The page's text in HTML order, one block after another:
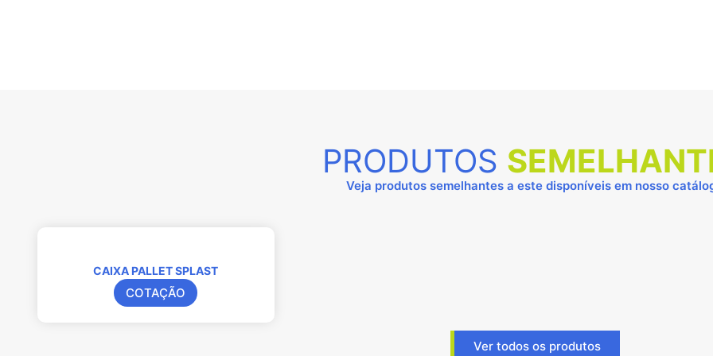
PRODUTOS
Veja produtos semelhantes a este disponíveis em nosso
CAIXA PALLET SPLAST
COTAÇÃO
Ver todos os produtos